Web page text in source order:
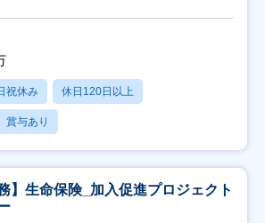
祝休み 休日120日以上
賞与あり
】生命保険_加入促進プロジェクト